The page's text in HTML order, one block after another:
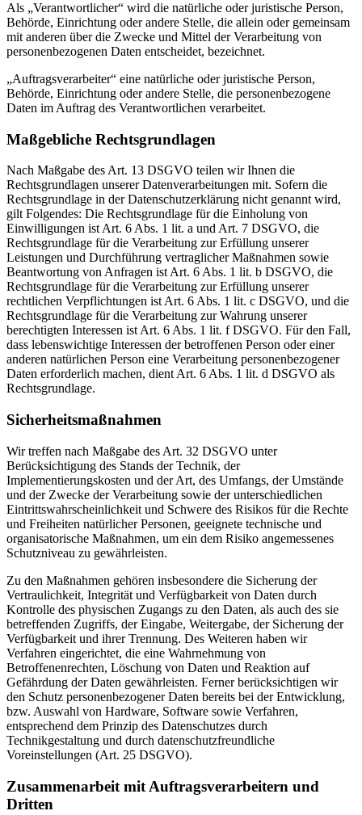
Als „Verantwortlicher“ wird die natürliche oder juristische Person,
Behörde, Einrichtung oder andere Stelle, die allein oder gemeinsam
mit anderen über die Zwecke und Mittel der Verarbeitung von
personenbezogenen Daten entscheidet, bezeichnet.
„Auftragsverarbeiter“ eine natürliche oder juristische Person,
Behörde, Einrichtung oder andere Stelle, die personenbezogene
Daten im Auftrag des Verantwortlichen verarbeitet.
Maßgebliche Rechtsgrundlagen
Nach Maßgabe des Art. 13 DSGVO teilen wir Ihnen die
Rechtsgrundlagen unserer Datenverarbeitungen mit. Sofern die
Rechtsgrundlage in der Datenschutzerklärung nicht genannt wird,
gilt Folgendes: Die Rechtsgrundlage für die Einholung von
Einwilligungen ist Art. 6 Abs. 1 lit. a und Art. 7 DSGVO, die
Rechtsgrundlage für die Verarbeitung zur Erfüllung unserer
Leistungen und Durchführung vertraglicher Maßnahmen sowie
Beantwortung von Anfragen ist Art. 6 Abs. 1 lit. b DSGVO, die
Rechtsgrundlage für die Verarbeitung zur Erfüllung unserer
rechtlichen Verpflichtungen ist Art. 6 Abs. 1 lit. c DSGVO, und die
Rechtsgrundlage für die Verarbeitung zur Wahrung unserer
berechtigten Interessen ist Art. 6 Abs. 1 lit. f DSGVO. Für den Fall,
dass lebenswichtige Interessen der betroffenen Person oder einer
anderen natürlichen Person eine Verarbeitung personenbezogener
Daten erforderlich machen, dient Art. 6 Abs. 1 lit. d DSGVO als
Rechtsgrundlage.
Sicherheitsmaßnahmen
Wir treffen nach Maßgabe des Art. 32 DSGVO unter
Berücksichtigung des Stands der Technik, der
Implementierungskosten und der Art, des Umfangs, der Umstände
und der Zwecke der Verarbeitung sowie der unterschiedlichen
Eintrittswahrscheinlichkeit und Schwere des Risikos für die Rechte
und Freiheiten natürlicher Personen, geeignete technische und
organisatorische Maßnahmen, um ein dem Risiko angemessenes
Schutzniveau zu gewährleisten.
Zu den Maßnahmen gehören insbesondere die Sicherung der
Vertraulichkeit, Integrität und Verfügbarkeit von Daten durch
Kontrolle des physischen Zugangs zu den Daten, als auch des sie
betreffenden Zugriffs, der Eingabe, Weitergabe, der Sicherung der
Verfügbarkeit und ihrer Trennung. Des Weiteren haben wir
Verfahren eingerichtet, die eine Wahrnehmung von
Betroffenenrechten, Löschung von Daten und Reaktion auf
Gefährdung der Daten gewährleisten. Ferner berücksichtigen wir
den Schutz personenbezogener Daten bereits bei der Entwicklung,
bzw. Auswahl von Hardware, Software sowie Verfahren,
entsprechend dem Prinzip des Datenschutzes durch
Technikgestaltung und durch datenschutzfreundliche
Voreinstellungen (Art. 25 DSGVO).
Zusammenarbeit mit Auftragsverarbeitern und
Dritten